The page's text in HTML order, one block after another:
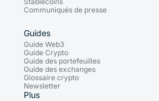
Communiqués de presse
Guides
Guide Web3
Guide Crypto
Guide des portefeuilles
Guide des exchanges
Glossaire crypto
Newsletter
Plus